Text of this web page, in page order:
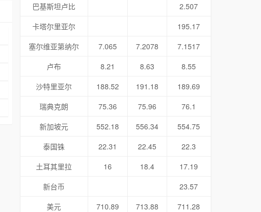
巴基斯坦卢比
2.507
卡塔尔里亚尔
195.17
塞尔维亚第纳尔
7.065 7.2078
7.1517
卢布
8.21 8.63
8.55
沙特里亚尔
188.52 191.18
189.69
瑞典克朗
75.36 75.96
76.1
新加坡元
552.18 556.34
554.75
泰国铢
22.31 22.45
22.3
土耳其里拉
16 18.4
17.19
新台币
23.57
美元
710.89 713.88
711.28